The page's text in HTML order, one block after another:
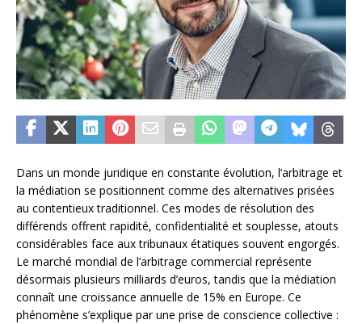
Dans un monde juridique en constante évolution, l’arbitrage et
la médiation se positionnent comme des alternatives prisées
au contentieux traditionnel. Ces modes de résolution des
différends offrent rapidité, confidentialité et souplesse, atouts
considérables face aux tribunaux étatiques souvent engorgés.
Le marché mondial de l’arbitrage commercial représente
désormais plusieurs milliards d’euros, tandis que la médiation
connaît une croissance annuelle de 15% en Europe. Ce
phénomène s’explique par une prise de conscience collective :